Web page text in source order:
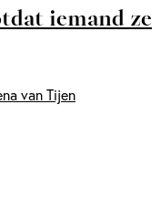
iemand ze
van Tijen